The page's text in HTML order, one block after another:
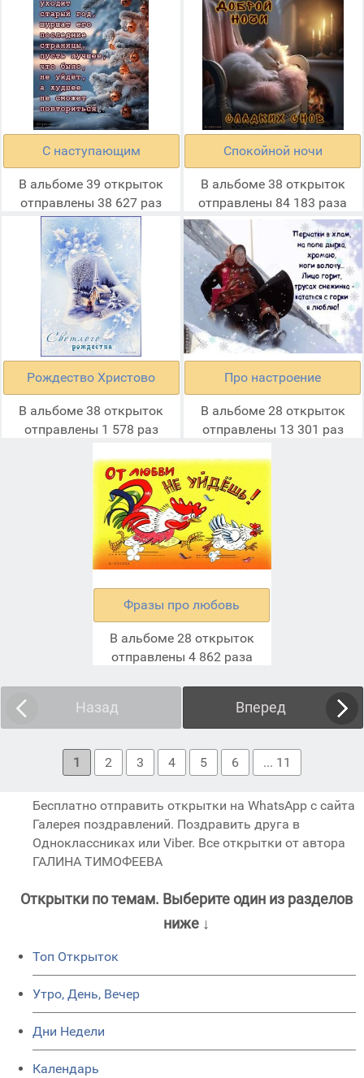
С наступающим
В альбоме 39 открыток
отправлены 38 627 раз
Спокойной ночи
В альбоме 38 открыток
отправлены 84 183 раза
Рождество Христово
В альбоме 38 открыток
отправлены 1 578 раз
Про настроение
В альбоме 28 открыток
отправлены 13 301 раз
Фразы про любовь
В альбоме 28 открыток
отправлены 4 862 раза
Назад Вперед
1 2 3 4 5 6 ... 11
Бесплатно отправить открытки на WhatsApp с сайта
Галерея поздравлений. Поздравить друга в
Одноклассниках или Viber. Все открытки от автора
ГАЛИНА ТИМОФЕЕВА
Открытки по темам. Выберите один из разделов
ниже ↓
Топ Открыток
Утро, День, Вечер
Дни Недели
Календарь